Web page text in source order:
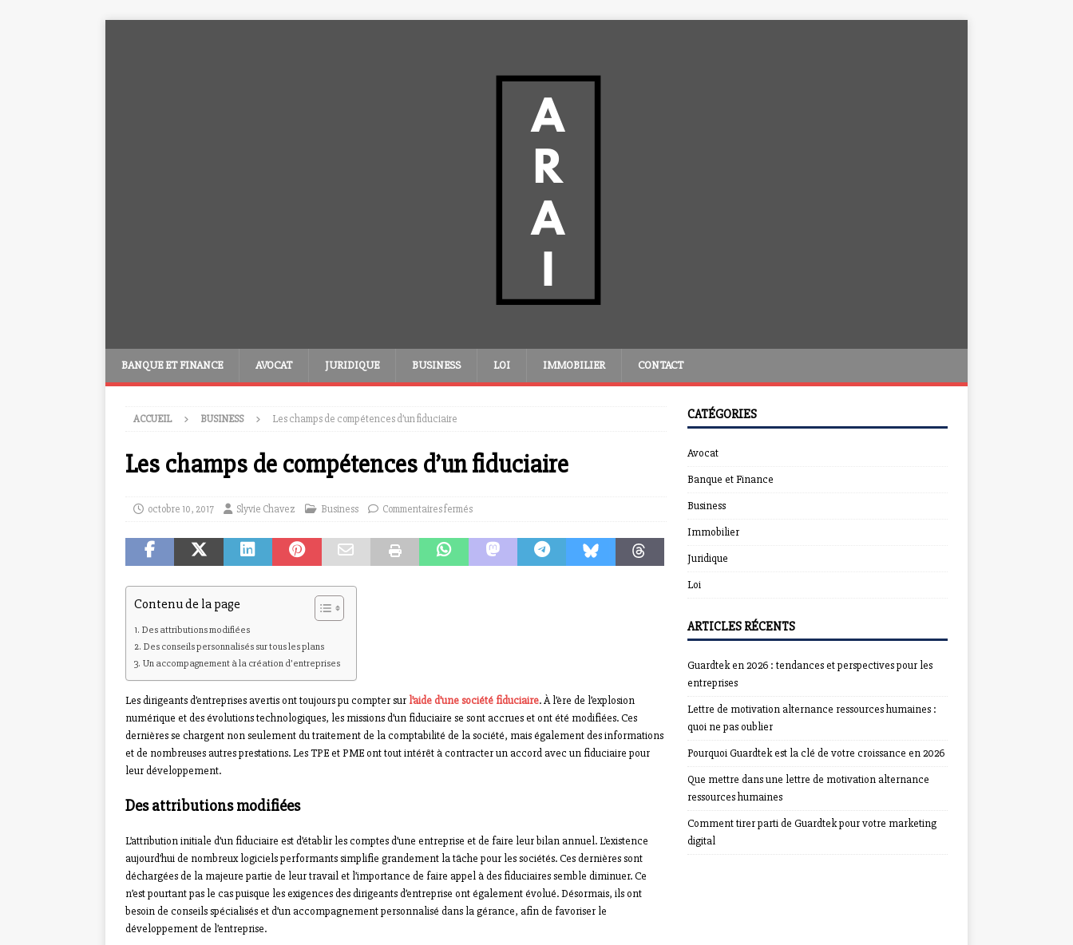
BANQUE ET FINANCE AVOCAT JURIDIQUE BUSINESS LOI IMMOBILIER CONTACT
ACCUEIL BUSINESS Les champs de compétences d’un fiduciaire
Les champs de compétences d’un fiduciaire
octobre 10, 2017 Slyvie Chavez Business Commentaires fermés
Contenu de la page
Des attributions modifiées
Des conseils personnalisés sur tous les plans
Un accompagnement à la création d’entreprises
Les dirigeants d’entreprises avertis ont toujours pu compter sur l’aide d’une société fiduciaire. À l’ère de l’explosion
numérique et des évolutions technologiques, les missions d’un fiduciaire se sont accrues et ont été modifiées. Ces
dernières se chargent non seulement du traitement de la comptabilité de la société, mais également des informations
et de nombreuses autres prestations. Les TPE et PME ont tout intérêt à contracter un accord avec un fiduciaire pour
leur développement.
Des attributions modifiées
L’attribution initiale d’un fiduciaire est d’établir les comptes d’une entreprise et de faire leur bilan annuel. L’existence
aujourd’hui de nombreux logiciels performants simplifie grandement la tâche pour les sociétés. Ces dernières sont
déchargées de la majeure partie de leur travail et l’importance de faire appel à des fiduciaires semble diminuer. Ce
n’est pourtant pas le cas puisque les exigences des dirigeants d’entreprise ont également évolué. Désormais, ils ont
besoin de conseils spécialisés et d’un accompagnement personnalisé dans la gérance, afin de favoriser le
développement de l’entreprise.
CATÉGORIES
Avocat
Banque et Finance
Business
Immobilier
Juridique
Loi
ARTICLES RÉCENTS
Guardtek en 2026 : tendances et perspectives pour les
entreprises
Lettre de motivation alternance ressources humaines :
quoi ne pas oublier
Pourquoi Guardtek est la clé de votre croissance en 2026
Que mettre dans une lettre de motivation alternance
ressources humaines
Comment tirer parti de Guardtek pour votre marketing
digital